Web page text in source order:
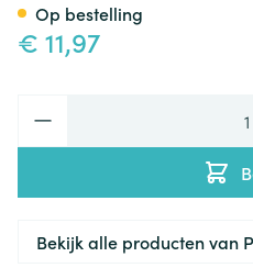
€ 11,97
Op bestelling
Bekijk alle producten van